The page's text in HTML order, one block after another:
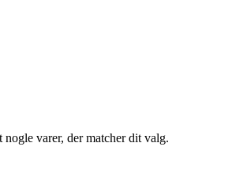
varer, der matcher dit valg.